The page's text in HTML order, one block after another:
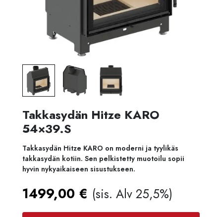
Takkasydän Hitze KARO
54×39.S
Takkasydän Hitze KARO on moderni ja tyylikäs
takkasydän kotiin. Sen pelkistetty muotoilu sopii
hyvin nykyaikaiseen sisustukseen.
1499,00 € (sis. Alv 25,5%)